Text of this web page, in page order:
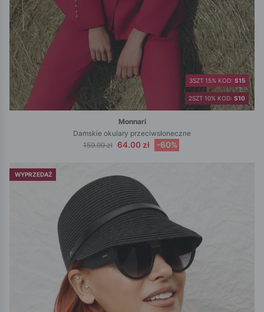
2SZT 10% KOD: S10
3SZT 15% KOD: S15
Monnari
Damskie okulary przeciwsłoneczne
159.99 zł 64.00 zł -60%
WYPRZEDAŻ